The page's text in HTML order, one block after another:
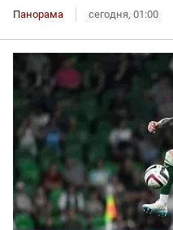
Панорама сегодня, 01:00